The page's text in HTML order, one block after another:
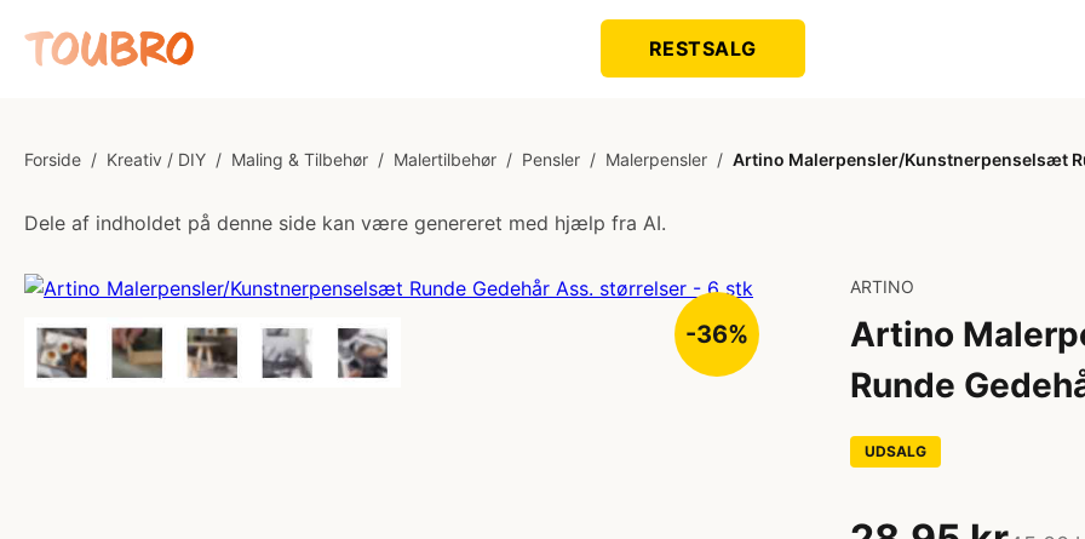
RESTSALG
Forside / Kreativ / DIY / Maling & Tilbehør / Malertilbehør / Pensler / Malerpensler / Artino Malerpensler/Kunstnerpenselsæt
Dele af indholdet på denne side kan være genereret med hjælp fra AI.
-36%
ARTINO
Artino
Runde
UDSALG